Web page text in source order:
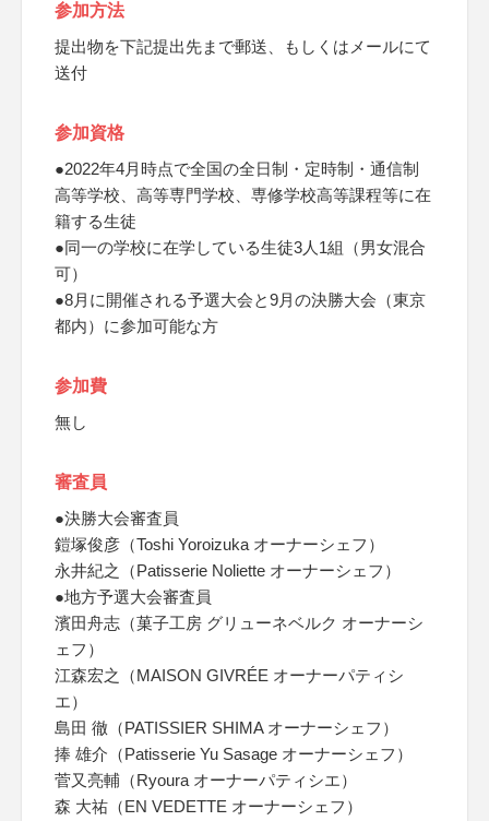
参加方法
提出物を下記提出先まで郵送、もしくはメールにて
送付
参加資格
●2022年4月時点で全国の全日制・定時制・通信制
高等学校、高等専門学校、専修学校高等課程等に在
籍する生徒
●同一の学校に在学している生徒3人1組（男女混合
可）
●8月に開催される予選大会と9月の決勝大会（東京
都内）に参加可能な方
参加費
無し
審査員
●決勝大会審査員
鎧塚俊彦（Toshi Yoroizuka オーナーシェフ）
永井紀之（Patisserie Noliette オーナーシェフ）
●地方予選大会審査員
濱田舟志（菓子工房 グリューネベルク オーナーシ
ェフ）
江森宏之（MAISON GIVRÉE オーナーパティシ
エ）
島田 徹（PATISSIER SHIMA オーナーシェフ）
捧 雄介（Patisserie Yu Sasage オーナーシェフ）
菅又亮輔（Ryoura オーナーパティシエ）
森 大祐（EN VEDETTE オーナーシェフ）